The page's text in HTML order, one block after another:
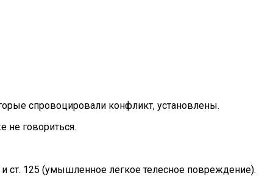
спровоцировали конфликт, установлены.
не говориться.
ст. 125 (умышленное легкое телесное повреждение).